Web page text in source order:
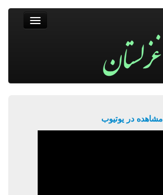
مشاهده در یوتیوب